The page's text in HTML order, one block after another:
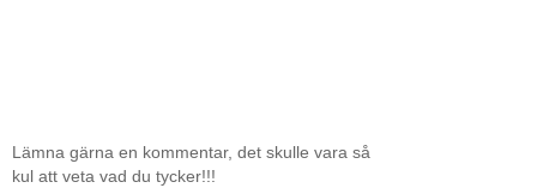
Lämna gärna en kommentar, det skulle vara så
kul att veta vad du tycker!!!